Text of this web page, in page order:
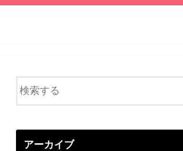
アーカイブ